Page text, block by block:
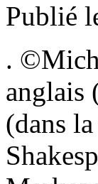
Publié
.
anglais
(dans